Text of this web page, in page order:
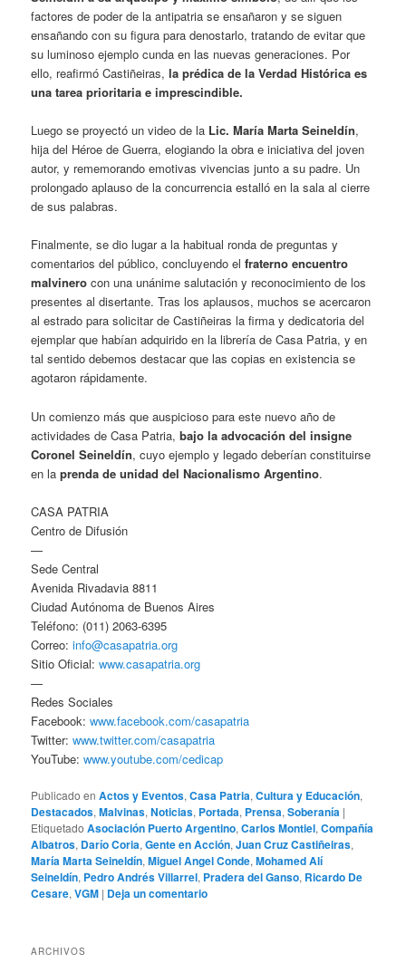
factores de poder de la antipatria se ensañaron y se siguen
ensañando con su figura para denostarlo, tratando de evitar que
su luminoso ejemplo cunda en las nuevas generaciones. Por
ello, reafirmó Castiñeiras,la prédica de la Verdad Histórica es
una tarea prioritaria e imprescindible.
Luego se proyectó un video de la Lic. María Marta Seineldín,
hija del Héroe de Guerra, elogiando la obra e iniciativa del joven
autor, y rememorando emotivas vivencias junto a su padre. Un
prolongado aplauso de la concurrencia estalló en la sala al cierre
de sus palabras.
Finalmente, se dio lugar a la habitual ronda de preguntas y
comentarios del público, concluyendo elfraterno encuentro
malvinero con una unánime salutación y reconocimiento de los
presentes al disertante. Tras los aplausos, muchos se acercaron
al estrado para solicitar de Castiñeiras la firma y dedicatoria del
ejemplar que habían adquirido en la librería de Casa Patria, y en
tal sentido debemos destacar que las copias en existencia se
agotaron rápidamente.
Un comienzo más que auspicioso para este nuevo año de
actividades de Casa Patria,bajo la advocación del insigne
Coronel Seineldín, cuyo ejemplo y legado deberían constituirse
en laprenda de unidad del Nacionalismo Argentino.
CASA PATRIA
Centro de Difusión
—
Sede Central
Avenida Rivadavia 8811
Ciudad Autónoma de Buenos Aires
Teléfono: (011) 2063-6395
Correo:info@casapatria.org
Sitio Oficial:www.casapatria.org
—
Redes Sociales
Facebook:www.facebook.com/casapatria
Twitter:www.twitter.com/casapatria
YouTube:www.youtube.com/cedicap
Publicado en Actos y Eventos,Casa Patria,Cultura y Educación,
Destacados,Malvinas,Noticias, Portada, Prensa,Soberanía |
Etiquetado Asociación Puerto Argentino,Carlos Montiel,Compañía
Albatros, Darío Coria,Gente en Acción,Juan Cruz Castiñeiras,
María Marta Seineldín,Miguel Angel Conde,Mohamed Alí
Seineldín, Pedro Andrés Villarrel, Pradera del Ganso, Ricardo De
Cesare,VGM | Deja un comentario
ARCHIVOS